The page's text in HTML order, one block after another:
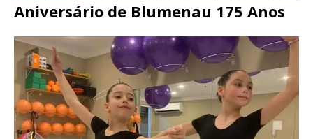
Aniversário de Blumenau 175 Anos